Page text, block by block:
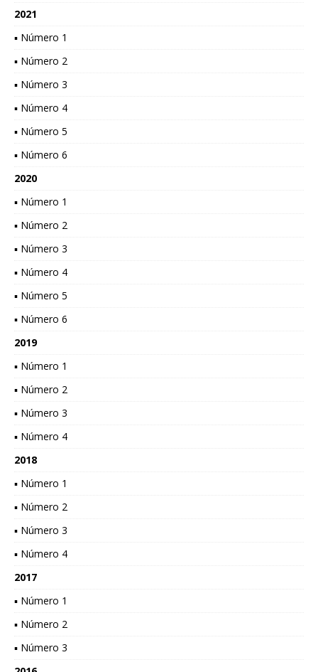
2021
▪ Número 1
▪ Número 2
▪ Número 3
▪ Número 4
▪ Número 5
▪ Número 6
2020
▪ Número 1
▪ Número 2
▪ Número 3
▪ Número 4
▪ Número 5
▪ Número 6
2019
▪ Número 1
▪ Número 2
▪ Número 3
▪ Número 4
2018
▪ Número 1
▪ Número 2
▪ Número 3
▪ Número 4
2017
▪ Número 1
▪ Número 2
▪ Número 3